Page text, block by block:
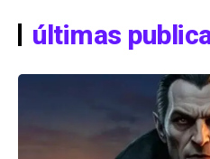
últimas